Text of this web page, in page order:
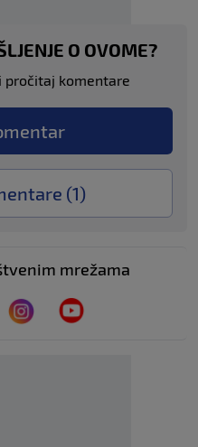
O OVOME?
pročitaj komentare
(1)
mrežama